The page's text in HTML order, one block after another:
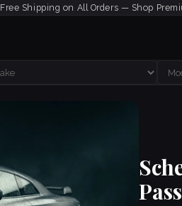
Free Shipping on All Orders — Shop